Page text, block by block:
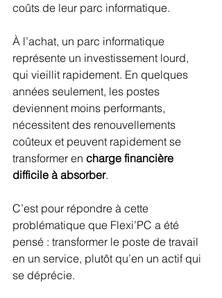
coûts de leur parc informatique.
À l’achat, un parc informatique
représente un investissement lourd,
qui vieillit rapidement. En quelques
années seulement, les postes
deviennent moins performants,
nécessitent des renouvellements
coûteux et peuvent rapidement se
transformer en charge financière
difficile à absorber.
C’est pour répondre à cette
problématique que Flexi’PC a été
pensé : transformer le poste de travail
en un service, plutôt qu’en un actif qui
se déprécie.